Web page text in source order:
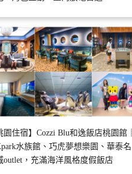
園住宿】Cozzi Blu和逸飯店桃園館｜
水族館、巧虎夢想樂園、華泰名
outlet，充滿海洋風格度假飯店